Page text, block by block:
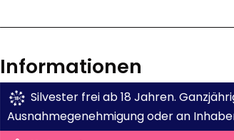
Informationen
Silvester frei ab 18 Jahren.
Ausnahmegenehmigung oder an